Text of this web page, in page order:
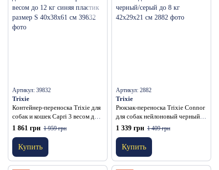
Артикул: 39832
Trixie
Контейнер-переноска Trixie для
собак и кошек Capri 3 весом до
12 кг синяя пластик размер S
40x38x61 см
1 861 грн 1 959 грн
Купить
Артикул: 2882
Trixie
Рюкзак-переноска Trixie Connor
для собак нейлоновый черный/
серый до 8 кг 42х29х21 см
1 339 грн 1 409 грн
Купить